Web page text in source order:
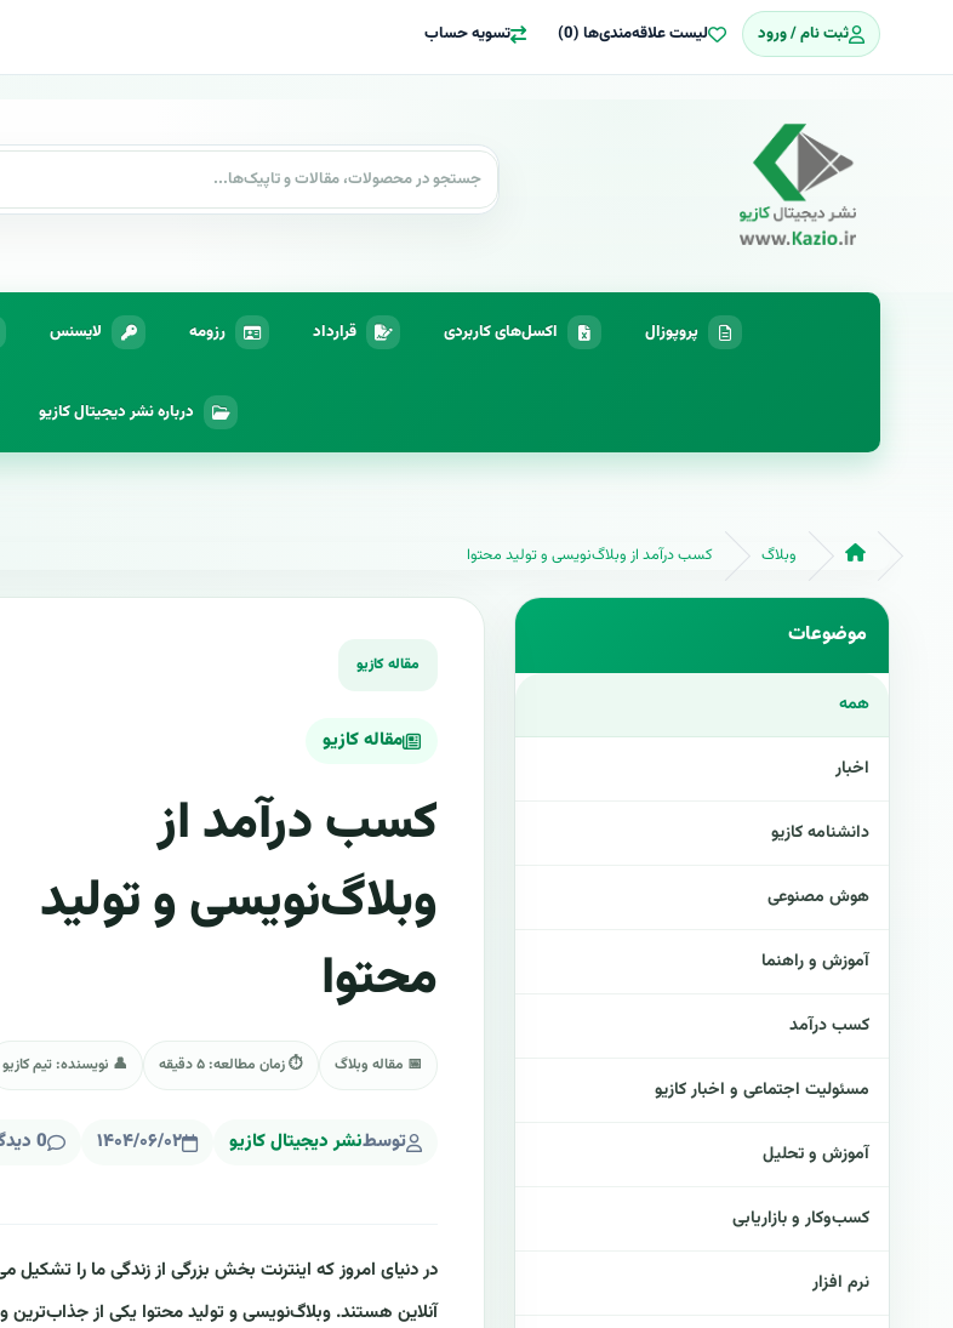
ثبت نام / ورود لیست علاقه‌مندی‌ها (0) تسویه حساب
پروپوزال اکسل‌های کاربردی قرارداد رزومه لایسنس
درباره نشر دیجیتال کازیو
وبلاگ کسب درآمد از وبلاگ‌نویسی و تولید محتوا
همه
اخبار
دانشنامه کازیو
هوش مصنوعی
آموزش و راهنما
کسب درآمد
مسئولیت اجتماعی و اخبار کازیو
آموزش و تحلیل
کسب‌وکار و بازاریابی
نرم افزار
مقاله کازیو
کسب درآمد از
وبلاگ‌نویسی و تولید
محتوا
📅 مقاله وبلاگ ⏱ زمان مطالعه: ۵ دقیقه 👤 نویسنده: تیم کازیو
توسطنشر دیجیتال کازیو ۱۴۰۴/۰۶/۰۲ 0 دیدگاه
در دنیای امروز که اینترنت بخش بزرگی از زندگی ما را
آنلاین هستند. وبلاگ‌نویسی و تولید محتوا یکی از